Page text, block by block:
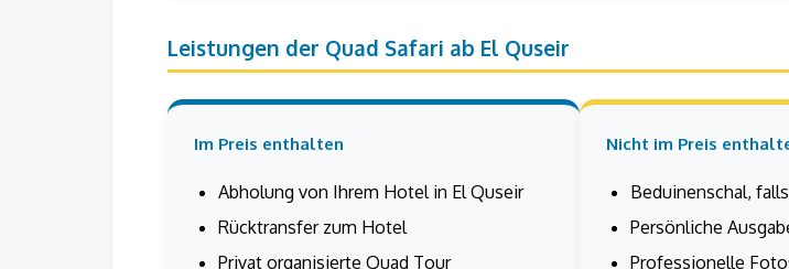
Leistungen der Quad Safari ab El Quseir
Im Preis enthalten
Abholung von Ihrem Hotel in El Quseir
Rücktransfer zum Hotel
Privat organisierte Quad Tour
Nicht im Preis
Beduinenschal,
Persönliche
Professionelle